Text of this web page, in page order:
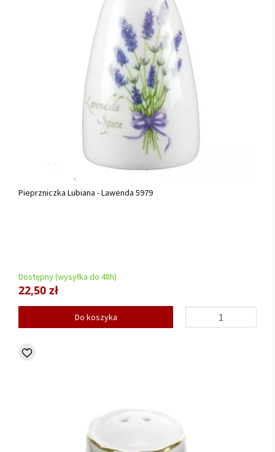
Pieprzniczka Lubiana - Lawenda 5979
Dostępny (wysyłka do 48h)
22,50 zł
Do koszyka